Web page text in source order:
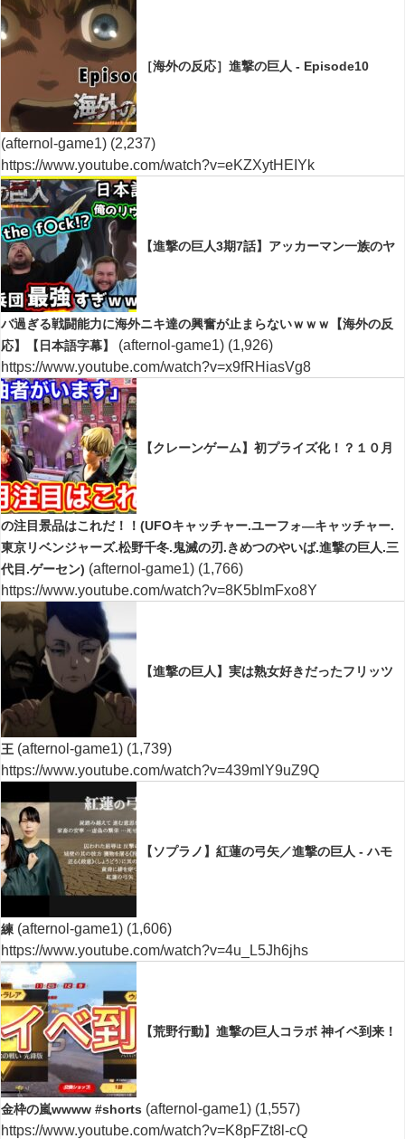
［海外の反応］進撃の巨人 - Episode10
(afternol-game1) (2,237)
https://www.youtube.com/watch?v=eKZXytHEIYk
【進撃の巨人3期7話】アッカーマン一族のヤ
バ過ぎる戦闘能力に海外ニキ達の興奮が止まらないｗｗｗ【海外の反
応】【日本語字幕】
(afternol-game1) (1,926)
https://www.youtube.com/watch?v=x9fRHiasVg8
【クレーンゲーム】初プライズ化！？１０月
の注目景品はこれだ！！(UFOキャッチャー.ユーフォ―キャッチャー.
東京リベンジャーズ.松野千冬.鬼滅の刃.きめつのやいば.進撃の巨人.三
代目.ゲーセン) (afternol-game1) (1,766)
https://www.youtube.com/watch?v=8K5blmFxo8Y
【進撃の巨人】実は熟女好きだったフリッツ
王 (afternol-game1) (1,739)
https://www.youtube.com/watch?v=439mlY9uZ9Q
【ソプラノ】紅蓮の弓矢／進撃の巨人 - ハモ
練 (afternol-game1) (1,606)
https://www.youtube.com/watch?v=4u_L5Jh6jhs
【荒野行動】進撃の巨人コラボ 神イベ到来！
金枠の嵐wwww #shorts (afternol-game1) (1,557)
https://www.youtube.com/watch?v=K8pFZt8l-cQ